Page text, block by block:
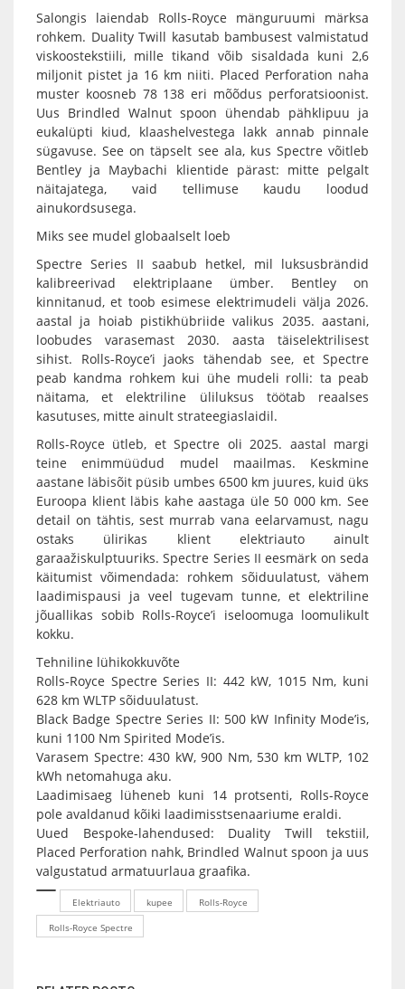
Salongis laiendab Rolls-Royce mänguruumi märksa
rohkem. Duality Twill kasutab bambusest valmistatud
viskoostekstiili, mille tikand võib sisaldada kuni 2,6
miljonit pistet ja 16 km niiti. Placed Perforation naha
muster koosneb 78 138 eri mõõdus perforatsioonist.
Uus Brindled Walnut spoon ühendab pähklipuu ja
eukalüpti kiud, klaashelvestega lakk annab pinnale
sügavuse. See on täpselt see ala, kus Spectre võitleb
Bentley ja Maybachi klientide pärast: mitte pelgalt
näitajatega, vaid tellimuse kaudu loodud
ainukordsusega.
Miks see mudel globaalselt loeb
Spectre Series II saabub hetkel, mil luksusbrändid
kalibreerivad elektriplaane ümber. Bentley on
kinnitanud, et toob esimese elektrimudeli välja 2026.
aastal ja hoiab pistikhübriide valikus 2035. aastani,
loobudes varasemast 2030. aasta täiselektrilisest
sihist. Rolls-Royce’i jaoks tähendab see, et Spectre
peab kandma rohkem kui ühe mudeli rolli: ta peab
näitama, et elektriline üliluksus töötab reaalses
kasutuses, mitte ainult strateegiaslaidil.
Rolls-Royce ütleb, et Spectre oli 2025. aastal margi
teine enimmüüdud mudel maailmas. Keskmine
aastane läbisõit püsib umbes 6500 km juures, kuid üks
Euroopa klient läbis kahe aastaga üle 50 000 km. See
detail on tähtis, sest murrab vana eelarvamust, nagu
ostaks ülirikas klient elektriauto ainult
garaažiskulptuuriks. Spectre Series II eesmärk on seda
käitumist võimendada: rohkem sõiduulatust, vähem
laadimispausi ja veel tugevam tunne, et elektriline
jõuallikas sobib Rolls-Royce’i iseloomuga loomulikult
kokku.
Tehniline lühikokkuvõte
Rolls-Royce Spectre Series II: 442 kW, 1015 Nm, kuni
628 km WLTP sõiduulatust.
Black Badge Spectre Series II: 500 kW Infinity Mode’is,
kuni 1100 Nm Spirited Mode’is.
Varasem Spectre: 430 kW, 900 Nm, 530 km WLTP, 102
kWh netomahuga aku.
Laadimisaeg lüheneb kuni 14 protsenti, Rolls-Royce
pole avaldanud kõiki laadimisstsenaariume eraldi.
Uued Bespoke-lahendused: Duality Twill tekstiil,
Placed Perforation nahk, Brindled Walnut spoon ja uus
valgustatud armatuurlaua graafika.
Elektriauto kupee
Rolls-Royce
Rolls-Royce Spectre